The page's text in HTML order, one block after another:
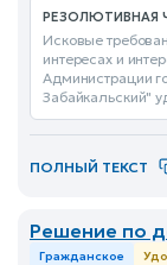
РЕЗОЛЮТИВНАЯ
Исковые
интересах и
Администрации
Забайкальский"
ПОЛНЫЙ ТЕКСТ
Решение по
Гражданское